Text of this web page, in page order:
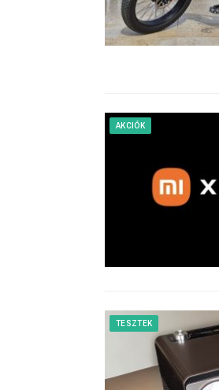
AKCIÓK
TESZTEK